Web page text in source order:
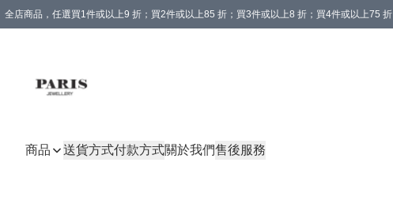
全店商品，任選買1件或以上9 折；買2件或以上85 折；買3件或以上8 折；買4件或以上75 折
商品 送貨方式付款方式關於我們售後服務